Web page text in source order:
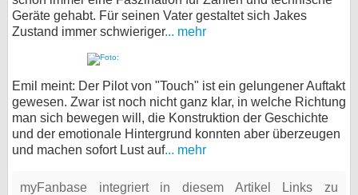
Geräte gehabt. Für seinen Vater gestaltet sich Jakes
Zustand immer schwieriger... mehr
Emil meint: Der Pilot von "Touch" ist ein gelungener Auftakt
gewesen. Zwar ist noch nicht ganz klar, in welche Richtung
man sich bewegen will, die Konstruktion der Geschichte
und der emotionale Hintergrund konnten aber überzeugen
und machen sofort Lust auf... mehr
myFanbase integriert in diesem Artikel Links zu